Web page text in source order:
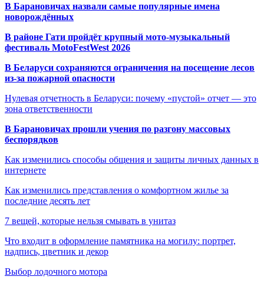
В Барановичах назвали самые популярные имена
новорождённых
В районе Гати пройдёт крупный мото-музыкальный
фестиваль MotoFestWest 2026
В Беларуси сохраняются ограничения на посещение лесов
из-за пожарной опасности
Нулевая отчетность в Беларуси: почему «пустой» отчет — это
зона ответственности
В Барановичах прошли учения по разгону массовых
беспорядков
Как изменились способы общения и защиты личных данных в
интернете
Как изменились представления о комфортном жилье за
последние десять лет
7 вещей, которые нельзя смывать в унитаз
Что входит в оформление памятника на могилу: портрет,
надпись, цветник и декор
Выбор лодочного мотора